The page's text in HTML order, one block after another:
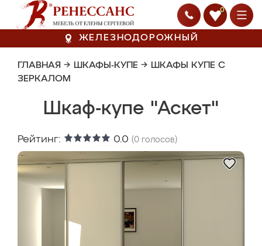
0
ЖЕЛЕЗНОДОРОЖНЫЙ
ГЛАВНАЯ → ШКАФЫ-КУПЕ → ШКАФЫ КУПЕ С
ЗЕРКАЛОМ
Шкаф-купе "Аскет"
Рейтинг: 0.0 (0 голосов)